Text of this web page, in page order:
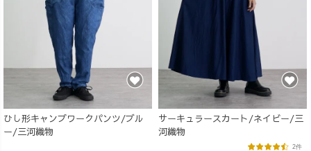
ひし形キャンプワークパンツ/ブル
ー/三河織物
サーキュラースカート/ネイビー/三
河織物
2件